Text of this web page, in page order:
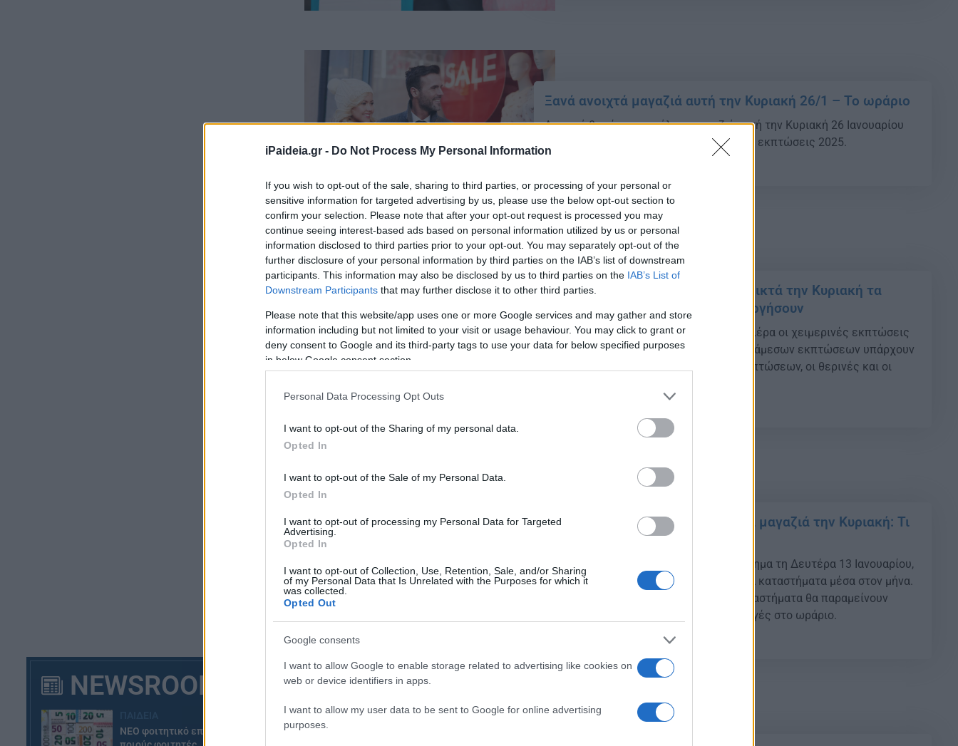
iPaideia.gr - Do Not Process My Personal Information
If you wish to opt-out of the sale, sharing to third parties, or processing of your personal or
sensitive information for targeted advertising by us, please use the below opt-out section to
confirm your selection. Please note that after your opt-out request is processed you may
continue seeing interest-based ads based on personal information utilized by us or personal
information disclosed to third parties prior to your opt-out. You may separately opt-out of the
further disclosure of your personal information by third parties on the IAB’s list of downstream
participants. This information may also be disclosed by us to third parties on the IAB’s List of
Downstream Participants that may further disclose it to other third parties.
Please note that this website/app uses one or more Google services and may gather and store
information including but not limited to your visit or usage behaviour. You may click to grant or
deny consent to Google and its third-party tags to use your data for below specified purposes
in below Google consent section.
Personal Data Processing Opt Outs
I want to opt-out of the Sharing of my personal data.
Opted In
I want to opt-out of the Sale of my Personal Data.
Opted In
I want to opt-out of processing my Personal Data for Targeted
Advertising.
Opted In
I want to opt-out of Collection, Use, Retention, Sale, and/or Sharing
of my Personal Data that Is Unrelated with the Purposes for which it
was collected.
Opted Out
Google consents
I want to allow Google to enable storage related to advertising like cookies on
web or device identifiers in apps.
I want to allow my user data to be sent to Google for online advertising
purposes.
NEWSROOM
ΝΕΟ φοιτητικό επίδομα: Για
Ξανά ανοιχτά μαγαζιά αυτή την Κυριακή 26/1 – Το ωράριο
Ανοιχτά θα είναι και πάλι τα μαγαζιά αυτή την Κυριακή 26 Ιανουαρίου
2025, καθώς συνεχίζονται οι χειμερινές εκπτώσεις 2025.
Χειμερινές εκπτώσεις 2025: Ανοικτά την Κυριακή τα
καταστήματα – Τι ώρα θα λειτουργήσουν
Τη Δευτέρα 13 Ιανουαρίου, έκαναν πρεμιέρα οι χειμερινές εκπτώσεις
2025, καθώς με την κατάργηση των ενδιάμεσων εκπτώσεων υπάρχουν
πλέον μονάχα δύο μεγάλες περίοδοι εκπτώσεων, οι θερινές και οι
Χειμερινές εκπτώσεις – Ανοιχτά μαγαζιά την Κυριακή: Τι
ώρες θα είναι ανοιχτά
Οι χειμερινές εκπτώσεις αρχίζουν επίσημα τη Δευτέρα 13 Ιανουαρίου,
προσφέροντας δύο Κυριακές με ανοιχτά καταστήματα μέσα στον μήνα.
Αυτή την Κυριακή, 12 Ιανουαρίου, τα καταστήματα θα παραμείνουν
κλειστά, καθώς δεν προβλέπονται αλλαγές στο ωράριο.